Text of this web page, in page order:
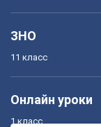
ЗНО
11 класс
Онлайн уроки
1 класс